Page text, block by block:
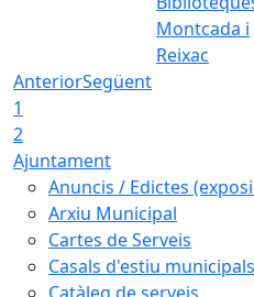
Montcada i
Reixac
AnteriorSegüent
1
2
Ajuntament
Anuncis / Edictes
Arxiu Municipal
Cartes de Serveis
Casals d'estiu municipals